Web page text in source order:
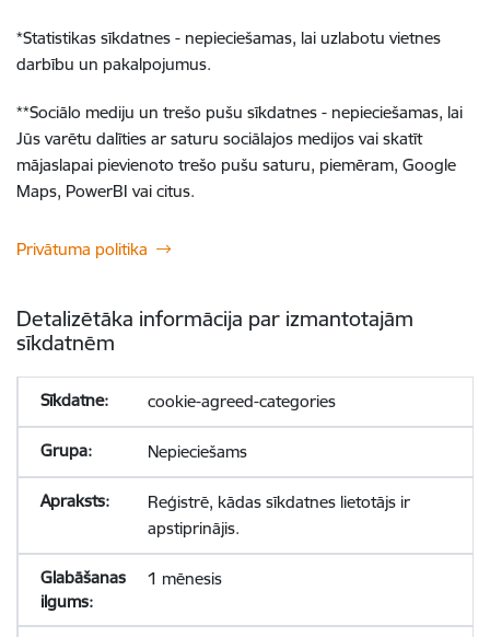
*Statistikas sīkdatnes - nepieciešamas, lai uzlabotu vietnes
darbību un pakalpojumus.
**Sociālo mediju un trešo pušu sīkdatnes - nepieciešamas, lai
Jūs varētu dalīties ar saturu sociālajos medijos vai skatīt
mājaslapai pievienoto trešo pušu saturu, piemēram, Google
Maps, PowerBI vai citus.
Privātuma politika
Detalizētāka informācija par izmantotajām
sīkdatnēm
cookie-agreed-categories
Nepieciešams
Reģistrē, kādas sīkdatnes lietotājs ir
apstiprinājis.
1 mēnesis